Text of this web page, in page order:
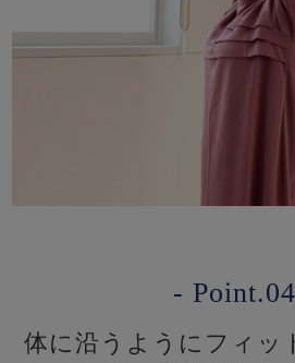
-
体に沿うようにフィッ